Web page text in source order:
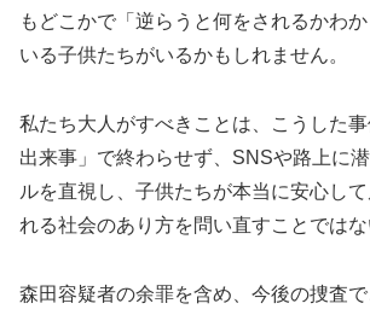
もどこかで「逆らうと何をされるかわ
いる子供たちがいるかもしれません。
私たち大人がすべきことは、こうした
出来事」で終わらせず、SNSや路上に
ルを直視し、子供たちが本当に安心し
れる社会のあり方を問い直すことではな
森田容疑者の余罪を含め、今後の捜査